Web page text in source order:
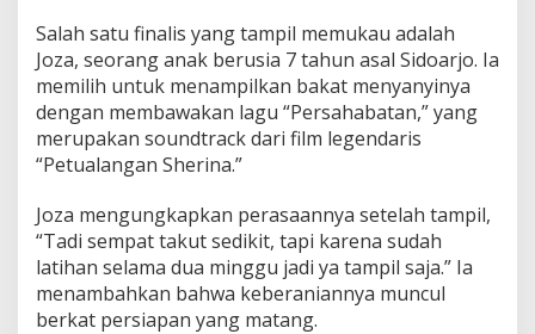
Salah satu finalis yang tampil memukau adalah
Joza, seorang anak berusia 7 tahun asal Sidoarjo. Ia
memilih untuk menampilkan bakat menyanyinya
dengan membawakan lagu “Persahabatan,” yang
merupakan soundtrack dari film legendaris
“Petualangan Sherina.”
Joza mengungkapkan perasaannya setelah tampil,
“Tadi sempat takut sedikit, tapi karena sudah
latihan selama dua minggu jadi ya tampil saja.” Ia
menambahkan bahwa keberaniannya muncul
berkat persiapan yang matang.